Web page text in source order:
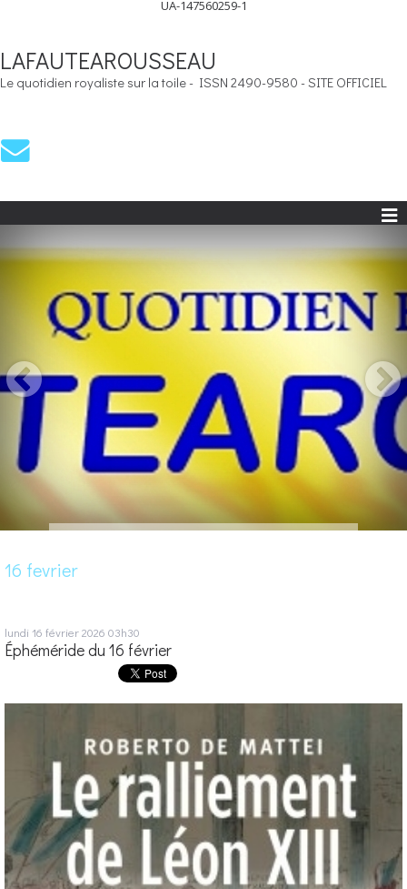
UA-147560259-1
LAFAUTEAROUSSEAU
Le quotidien royaliste sur la toile - ISSN 2490-9580 - SITE OFFICIEL
16 fevrier
lundi 16 février 2026 03h30
Éphéméride du 16 février